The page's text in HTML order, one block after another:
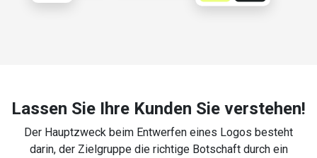
Lassen Sie Ihre Kunden Sie verstehen!
Der Hauptzweck beim Entwerfen eines Logos besteht
darin, der Zielgruppe die richtige Botschaft durch ein